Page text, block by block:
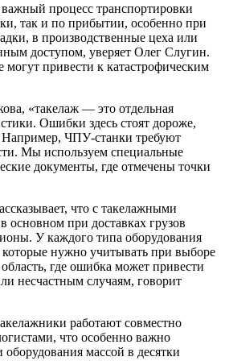
процесс транспортировки
так и по прибытии, особенно при
в производственные цеха или
доступом, уверяет Олег Слугин.
могут привести к катастрофическим
«такелаж — это отдельная
Ошибки здесь стоят дороже,
Например, ЧПУ-станки требуют
Мы используем специальные
документы, где отмечены точки
что с такелажными
основном при доставках грузов
У каждого типа оборудования
которые нужно учитывать при выборе
где ошибка может привести
несчастным случаям, говорит
работают совместно
что особенно важно
массой в десятки